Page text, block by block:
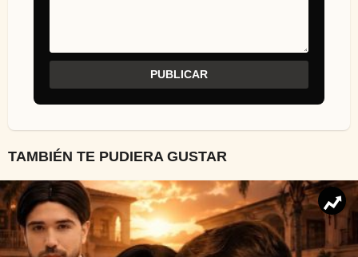
TAMBIÉN TE PUDIERA GUSTAR